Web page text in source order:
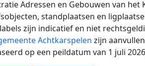
Adressen en Gebouwen van
standplaatsen en
zijn indicatief en niet
Achtkarspelen zijn
op een peildatum van 1 juli